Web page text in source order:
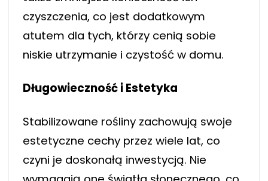
czyszczenia, co jest dodatkowym
atutem dla tych, którzy cenią sobie
niskie utrzymanie i czystość w domu.
Długowieczność i Estetyka
Stabilizowane rośliny zachowują swoje
estetyczne cechy przez wiele lat, co
czyni je doskonałą inwestycją. Nie